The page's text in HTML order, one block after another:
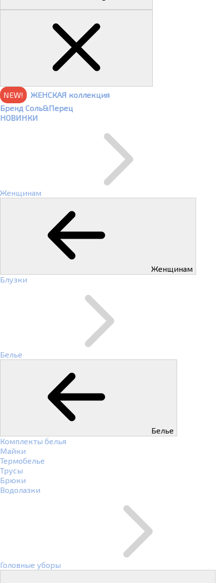
NEW!
ЖЕНСКАЯ коллекция
Бренд Соль&Перец
НОВИНКИ
Женщинам
Женщинам
Блузки
Белье
Белье
Комплекты белья
Майки
Термобелье
Трусы
Брюки
Водолазки
Головные уборы